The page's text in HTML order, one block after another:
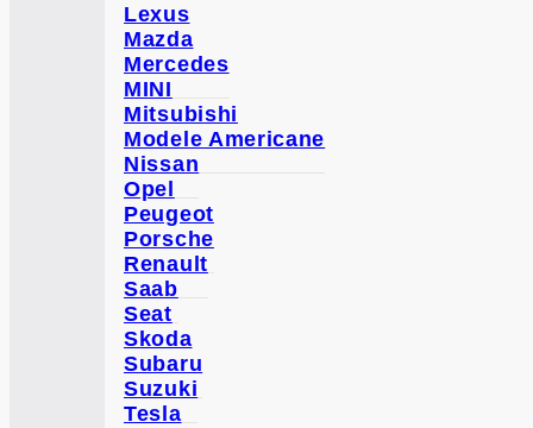
Lexus
Mazda
Mercedes
MINI
Mitsubishi
Modele Americane
Nissan
Opel
Peugeot
Porsche
Renault
Saab
Seat
Skoda
Subaru
Suzuki
Tesla